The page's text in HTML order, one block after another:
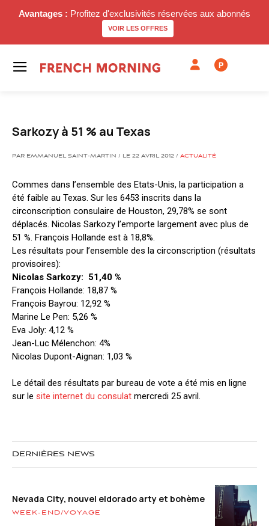
Avantages : Profitez d'exclusivités réservées aux abonnés
VOIR LES OFFRES
P
Sarkozy à 51 % au Texas
PAR EMMANUEL SAINT-MARTIN / LE 22 AVRIL 2012 / ACTUALITÉ
Commes dans l’ensemble des Etats-Unis, la participation a
été faible au Texas. Sur les 6453 inscrits dans la
circonscription consulaire de Houston, 29,78% se sont
déplacés. Nicolas Sarkozy l’emporte largement avec plus de
51 %. François Hollande est à 18,8%.
Les résultats pour l’ensemble des la circonscription (résultats
provisoires):
Nicolas Sarkozy: 51,40 %
François Hollande: 18,87 %
François Bayrou: 12,92 %
Marine Le Pen: 5,26 %
Eva Joly: 4,12 %
Jean-Luc Mélenchon: 4%
Nicolas Dupont-Aignan: 1,03 %
Le détail des résultats par bureau de vote a été mis en ligne
sur le site internet du consulat mercredi 25 avril.
DERNIÈRES NEWS
Nevada City, nouvel eldorado arty et bohème
WEEK-END/VOYAGE